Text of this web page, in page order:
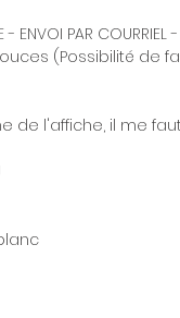
- ENVOI PAR COURRIEL
pouces (Possibilité
de l'affiche, il me